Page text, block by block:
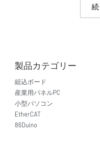
製品カテゴリー
組込ボード
産業用パネルPC
小型パソコン
EtherCAT
86Duino